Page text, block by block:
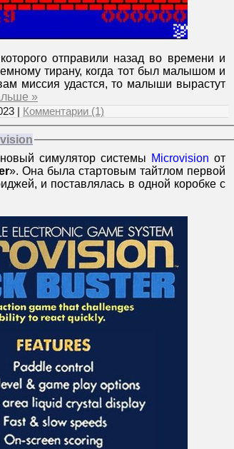
отправили назад во времени и
тирану, когда тот был малышом и
миссия удастся, то малыши вырастут
»
Комментарии (1)
симулятор системы Microvision от
». Она была стартовым тайтлом первой
и поставлялась в одной коробке с